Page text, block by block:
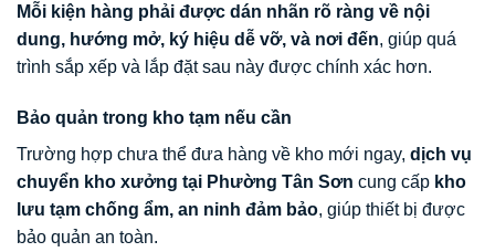
Mỗi kiện hàng phải được dán nhãn rõ ràng về nội
dung, hướng mở, ký hiệu dễ vỡ, và nơi đến, giúp quá
trình sắp xếp và lắp đặt sau này được chính xác hơn.
Bảo quản trong kho tạm nếu cần
Trường hợp chưa thể đưa hàng về kho mới ngay, dịch vụ
chuyển kho xưởng tại Phường Tân Sơn cung cấp kho
lưu tạm chống ẩm, an ninh đảm bảo, giúp thiết bị được
bảo quản an toàn.